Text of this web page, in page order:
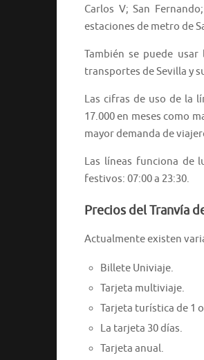
Carlos V; San
estaciones de metro de
También se puede
transportes de Sevilla y
Las cifras de uso de la
17.000 en meses como
mayor demanda de
Las líneas funciona de
festivos: 07:00 a 23:30.
Precios del Tranvía
Actualmente existen
Billete Univiaje.
Tarjeta multiviaje.
Tarjeta turística de 1
La tarjeta 30 días.
Tarjeta anual.